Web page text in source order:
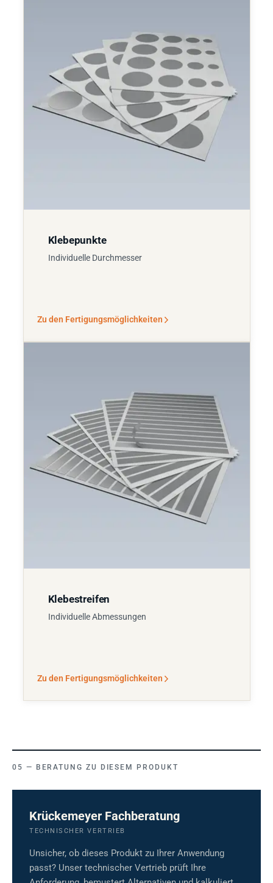
Klebepunkte
Individuelle Durchmesser
Zu den Fertigungsmöglichkeiten
Klebestreifen
Individuelle Abmessungen
Zu den Fertigungsmöglichkeiten
BERATUNG ZU DIESEM PRODUKT
Krückemeyer Fachberatung
TECHNISCHER VERTRIEB
Unsicher, ob dieses Produkt zu Ihrer Anwendung
passt? Unser technischer Vertrieb prüft Ihre